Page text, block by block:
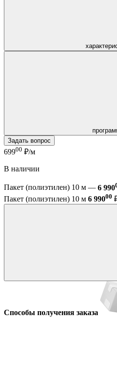
Задать вопрос
69900 ₽/м
В наличии
Пакет (полиэтилен) 10 м — 6 990
Пакет (полиэтилен) 10 м 6 99000
Способы получения заказа